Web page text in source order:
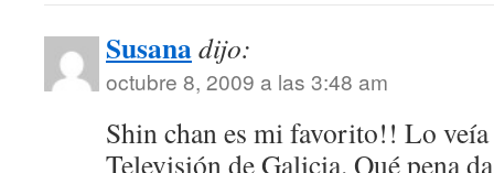
Susanadijo:
octubre 8, 2009 a las 3:48 am
Shin chan es mi favorito!! Lo veía
Televisión de Galicia. Qué pena